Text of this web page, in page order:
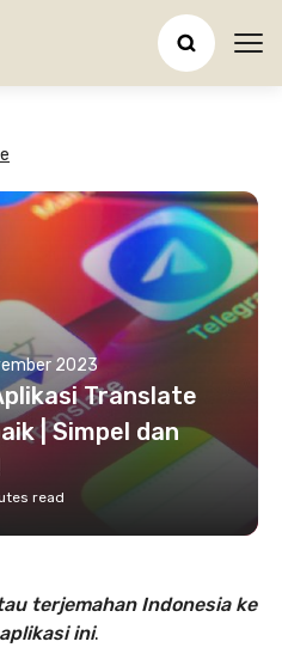
2023
Translate
| Simpel dan
read
terjemahan Indonesia ke
ini.